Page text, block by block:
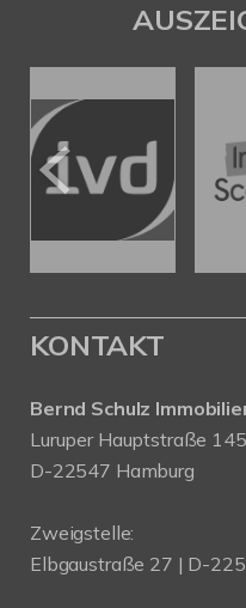
KONTAKT
Bernd Schulz
Luruper Hauptstraße 145
D-22547 Hamburg
Zweigstelle:
Elbgaustraße 27 | D-